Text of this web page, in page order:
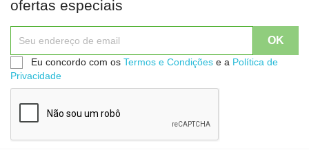
ofertas especiais
Eu concordo com os Termos e Condições e a Política de
Privacidade